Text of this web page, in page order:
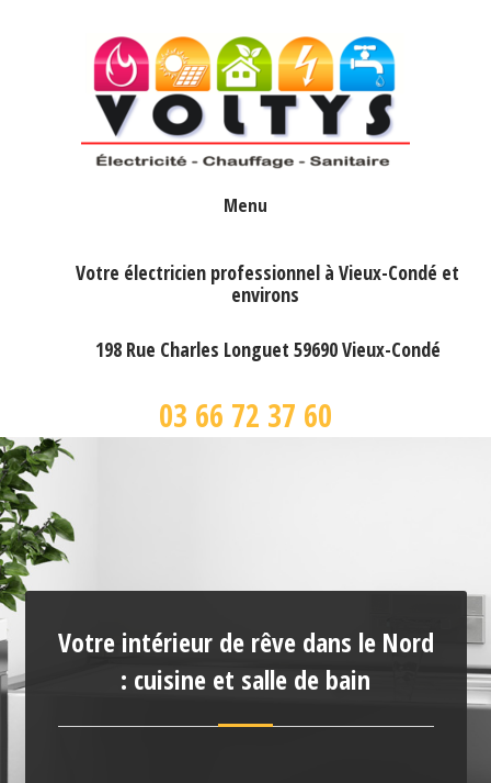
Menu
INSTALLATION ET RÉNOVATION ÉLECTRIQUE
CHAUDIÈRES
CONTACT - DEVIS
Votre électricien professionnel à Vieux-Condé et
environs
198 Rue Charles Longuet 59690 Vieux-Condé
03 66 72 37 60
Votre intérieur de rêve dans le Nord
: cuisine et salle de bain